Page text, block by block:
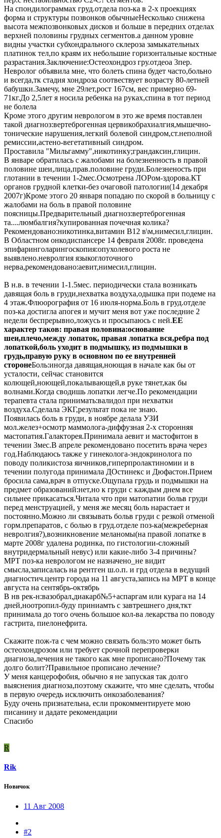
На спондилограммах груд.отдела поз-ка в 2-х проекциях
форма и структуры позвонков обычныеНесколько снижена
высота межпозвонковых дисков и больше в передних отделах
верхней половины грудных сегментов.а данном уровне
видны участки субхондрального склероза замыкательных
платинок тел,по краям их небольшие горизонтальные костные
разрастания.Заключение:Остеохондроз гру.отдеоа 3пер.
Невролог объявила мне, что болеть спина будет часто,больно
и всегда,тк стадия хондроза соотвествует возрасту 80-летней
бабушки.Замечу, мне 29лет,рост 167см, вес примерно 69-
71кг.До 2,5лет я носила ребенка на руках,спина в тот период
не болела
Кроме этого другим неврологом в это же время поставлен
такой диагноз:вертеброгенная цервикобрахиалгия,мышечно-
тонические нарушения,легкий болевой синдром,ст.неполной
ремиссии,астено-вегетативный синдром.
Проставила "Мильгамму",никотинку;грандаксин,глицин.
В январе обратилась с жалобами на болезненность в правой
половине шеи,лица,прав.половине груди.Болезненость при
глотании в течении 1-2мес.Осмотрена ЛОРом-здорова.КТ
органов грудной клетки-без очаговой патологии(14 декабря
2007г)Кроме этого 20 января попадаю по скорой в больницу с
жалобами на боль в правой половине
поясницы.Предварительный диагноз:вертеброгенная
та....люмбалгия?купированная почечная колика?
Рекомендовано:никотинка,витамин В12 в\м,нимесил,глицин.
В Областном онкодиспансере 14 февраля 2008г. проведена
эпифаринголарингоскопия:опухолевого роста не
выявлено.невролгия языкоглоточного
нерва,рекомендовано:аевит,нимесил,глицин.
В н.в. в течении 1-1.5мес. периодически стала возникать
давящая боль в груди,нехватка воздуха,одышка при подеме на
4 этаж.Флюорография от 16 июля-норма.Боль в груд.отделе
поз-ка достигла апогея и мучит меня вот уже последние 2
недели беспрерывно,ложусь и просыпаюсь с ней.ЕЕ
характер таков: правая половина:основание
шеи,плечо,между лопаток, правая лопатка вся,ребра под
лопаткой,боль уходит в подмышку, из подмышки в
грудь,правую руку в основном по ее внутренней
сторонеБоль:иногда давящая,ноющая в начале как бы от
усталости, сейчас становится
колющей,ноющей,покалывающей,в руке тянет,как бы
волнами.Когда сводишь лопатки легче.По рекомендации
терапевта стала принимать:валидол при нехватки
воздуха.Сделала ЭКГ,результат пока не знаю.
Появилась боль в груди, в ноябре делала УЗИ
мол.желез+осмотр маммолога-диффузная 2-х сторонняя
мастопатия.Галакторея.Принимала аевит и мастофитон в
течении 3мес.В апреле рекомендовано посетить врача через
год.Наблюдаюсь также у гинеколога-эндокринолога по
поводу поликистоза яичников,гиперпролактиномии и в
течении полугода принимала ДОстинекс и Дюфастон.Прием
бросила сама,врач в отпуске.Ощупала грудь и подмышки на
предмет образований:нет,но к груди с каждым днем все
сильнее прикасаться.Читала что при матопатии больв груди
перед менструацией, у меня же месяц боль нарастает и
постоянно.Можно ли связывать больв груди с резкой отменой
горм.препаратов, с болью в груд.отделе поз-ка(межреберная
невролгия?),возникновение меланомы(на правой лопатке в
марте 2008г удалена родинка, по гистологии-сложный
внутридермальный невус) или какие-либо 3-4 причины?
МРТ поз-ка неврологом не назначено_не видит
смысла,записалась на рентген ш.о.п. и грд отдела в ведущий
диагностич.центр города на 11 августа,запись на МРТ в конце
августа на сентябрь-октябрь
В нв рек-н:вазобрал,диакарб№5+аспаргам или курага на 14
дней,ноотропил-буду приниамть с завтрешнего дня,ткт
принимала до того очень большое кол-ва лекарства по поводу
гастрита, пиелонефрита.
Скажите пож-та с чем можно связать боль:это может быть
остеохондрозом или требует срочной перепроверки
диагноза,лечения не такого как мне прописано?Почему так
долго болит?Правильное прописано лечение?
У меня канцерофобия, обычно я не запуская так долго
выяснения диагноза,поэтому скажите, что мне сделать, чтобы
в первую очередь исключить онкозаболевания?
Буду очень признательна, если прокомментируете мою
писанину и дадате рекомендации
Спасибо
R
Rik
Новичок
11 Авг 2008
#2